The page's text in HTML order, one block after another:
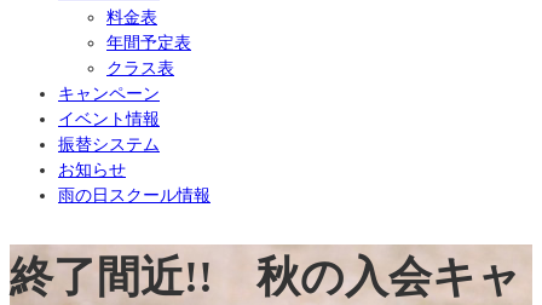
料金表
年間予定表
クラス表
キャンペーン
イベント情報
振替システム
お知らせ
雨の日スクール情報
終了間近!! 秋の入会キャ